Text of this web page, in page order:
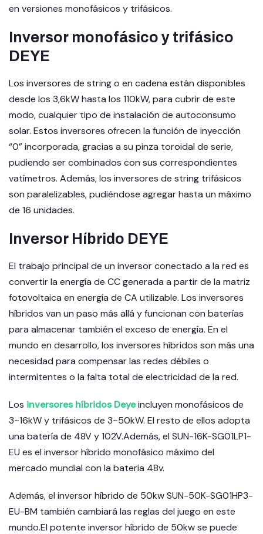
en versiones monofásicos y trifásicos.
Inversor monofásico y trifásico
DEYE
Los inversores de string o en cadena están disponibles
desde los 3,6kW hasta los 110kW, para cubrir de este
modo, cualquier tipo de instalación de autoconsumo
solar. Estos inversores ofrecen la función de inyección
“0” incorporada, gracias a su pinza toroidal de serie,
pudiendo ser combinados con sus correspondientes
vatímetros. Además, los inversores de string trifásicos
son paralelizables, pudiéndose agregar hasta un máximo
de 16 unidades.
Inversor Híbrido DEYE
El trabajo principal de un inversor conectado a la red es
convertir la energía de CC generada a partir de la matriz
fotovoltaica en energía de CA utilizable. Los inversores
híbridos van un paso más allá y funcionan con baterías
para almacenar también el exceso de energía. En el
mundo en desarrollo, los inversores híbridos son más una
necesidad para compensar las redes débiles o
intermitentes o la falta total de electricidad de la red.
Los inversores híbridos Deyeincluyen monofásicos de
3~16kW y trifásicos de 3~50kW. El resto de ellos adopta
una batería de 48V y 102V.Además, el SUN-16K-SG01LP1-
EU es el inversor híbrido monofásico máximo del
mercado mundial con la bateria 48v.
Además, el inversor híbrido de 50kw SUN-50K-SG01HP3-
EU-BM también cambiará las reglas del juego en este
mundo.El potente inversor híbrido de 50kw se puede